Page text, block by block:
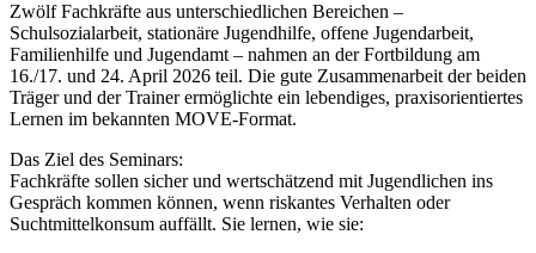
Zwölf Fachkräfte aus unterschiedlichen Bereichen –
Schulsozialarbeit, stationäre Jugendhilfe, offene Jugendarbeit,
Familienhilfe und Jugendamt – nahmen an der Fortbildung am
16./17. und 24. April 2026 teil. Die gute Zusammenarbeit der beiden
Träger und der Trainer ermöglichte ein lebendiges, praxisorientiertes
Lernen im bekannten MOVE-Format.
Das Ziel des Seminars:
Fachkräfte sollen sicher und wertschätzend mit Jugendlichen ins
Gespräch kommen können, wenn riskantes Verhalten oder
Suchtmittelkonsum auffällt. Sie lernen, wie sie: